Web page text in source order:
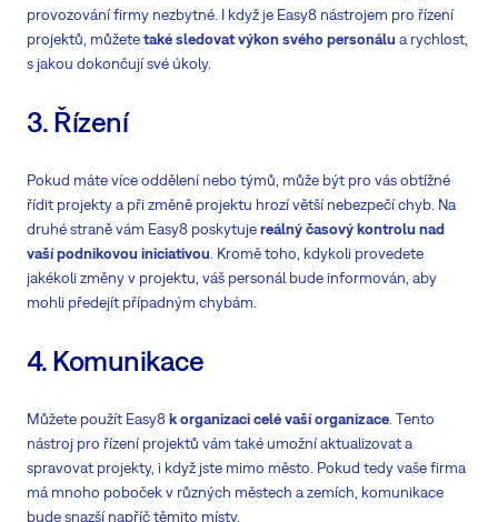
provozování firmy nezbytné. I když je Easy8 nástrojem pro řízení
projektů, můžetetaké sledovat výkon svého personálu a rychlost,
s jakou dokončují své úkoly.
3. Řízení
Pokud máte více oddělení nebo týmů, může být pro vás obtížné
řídit projekty a při změně projektu hrozí větší nebezpečí chyb. Na
druhé straně vám Easy8 poskytujereálný časový kontrolu nad
vaší podnikovou iniciativou . Kromě toho, kdykoli provedete
jakékoli změny v projektu, váš personál bude informován, aby
mohli předejít případným chybám.
4. Komunikace
Můžete použít Easy8k organizaci celé vaší organizace . Tento
nástroj pro řízení projektů vám také umožní aktualizovat a
spravovat projekty, i když jste mimo město. Pokud tedy vaše firma
má mnoho poboček v různých městech a zemích, komunikace
bude snazší napříč těmito místy.